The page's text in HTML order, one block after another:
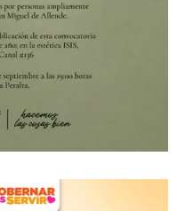
convenio o
los recursos o la
requerirá, de
síndica municipal y la
el margen de
municipal para el resto